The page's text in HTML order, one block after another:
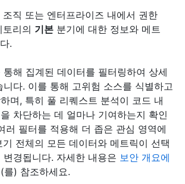
직 또는 엔터프라이즈 내에서 권한
리의 기본 분기에 대한 정보와 메트
.
해 집계된 데이터를 필터링하여 상세
다. 이를 통해 고위험 소스를 식별하고
며, 특히 풀 리퀘스트 분석이 코드 내
차단하는 데 얼마나 기여하는지 확인
러 필터를 적용해 더 좁은 관심 영역에
전체의 모든 데이터와 메트릭이 선택
경됩니다. 자세한 내용은 보안 개요에
를) 참조하세요.